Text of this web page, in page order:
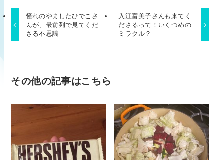
憧れのやましたひでこさ
んが、最前列で見てくだ
さる不思議
入江富美子さんも来てく
ださるって！いくつめの
ミラクル？
その他の記事はこちら